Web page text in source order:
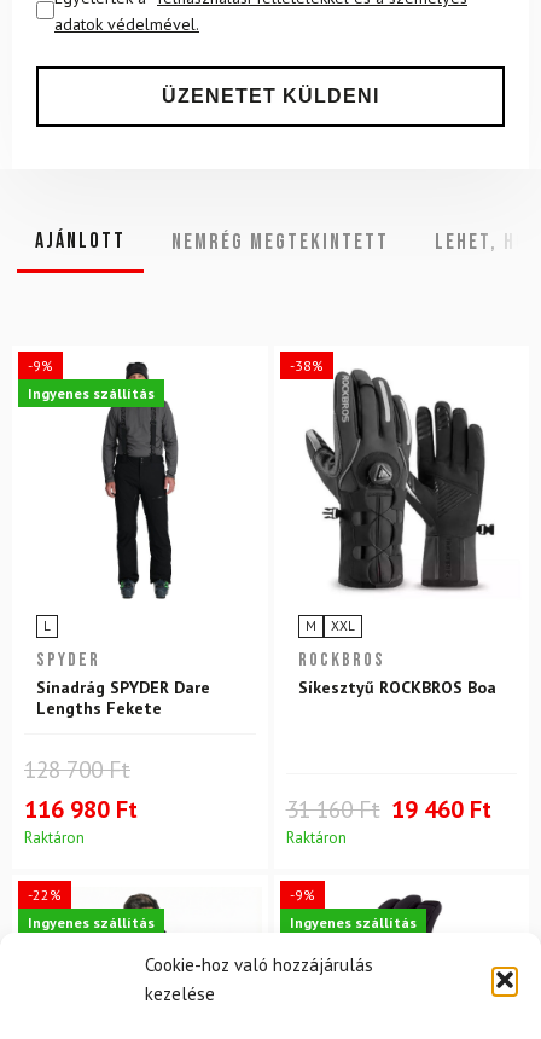
Cookie-hoz való hozzájárulás
kezelése
adatok védelmével.
Ajánlott NEMRÉG MEGTEKINTETT Lehet,
-9%
Ingyenes szállítás
L
SPYDER
Sínadrág SPYDER Dare
Lengths Fekete
128 700 Ft
116 980 Ft
Raktáron
-38%
M XXL
ROCKBROS
Síkesztyű ROCKBROS Boa
31 160 Ft 19 460 Ft
Raktáron
-22%
Ingyenes szállítás
-9%
Ingyenes szállítás